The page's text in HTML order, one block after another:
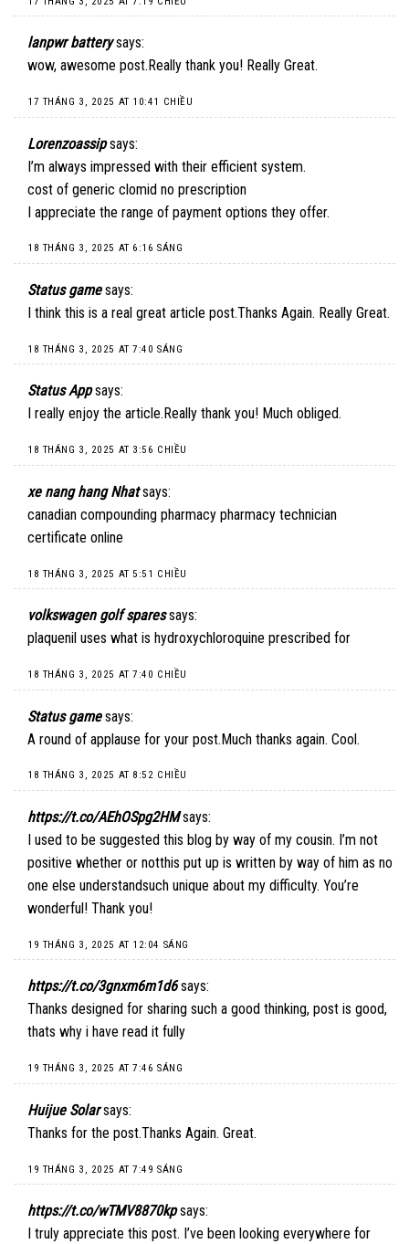
lanpwr battery says:
wow, awesome post.Really thank you! Really Great.
17 THÁNG 3, 2025 AT 10:41 CHIỀU
Lorenzoassip says:
I’m always impressed with their efficient system.
cost of generic clomid no prescription
I appreciate the range of payment options they offer.
18 THÁNG 3, 2025 AT 6:16 SÁNG
Status game says:
I think this is a real great article post.Thanks Again. Really Great.
18 THÁNG 3, 2025 AT 7:40 SÁNG
Status App says:
I really enjoy the article.Really thank you! Much obliged.
18 THÁNG 3, 2025 AT 3:56 CHIỀU
xe nang hang Nhat says:
canadian compounding pharmacy pharmacy technician
certificate online
18 THÁNG 3, 2025 AT 5:51 CHIỀU
volkswagen golf spares says:
plaquenil uses what is hydroxychloroquine prescribed for
18 THÁNG 3, 2025 AT 7:40 CHIỀU
Status game says:
A round of applause for your post.Much thanks again. Cool.
18 THÁNG 3, 2025 AT 8:52 CHIỀU
https://t.co/AEhOSpg2HM says:
I used to be suggested this blog by way of my cousin. I’m not
positive whether or notthis put up is written by way of him as no
one else understandsuch unique about my difficulty. You’re
wonderful! Thank you!
19 THÁNG 3, 2025 AT 12:04 SÁNG
https://t.co/3gnxm6m1d6 says:
Thanks designed for sharing such a good thinking, post is good,
thats why i have read it fully
19 THÁNG 3, 2025 AT 7:46 SÁNG
Huijue Solar says:
Thanks for the post.Thanks Again. Great.
19 THÁNG 3, 2025 AT 7:49 SÁNG
https://t.co/wTMV8870kp says:
I truly appreciate this post. I’ve been looking everywhere for